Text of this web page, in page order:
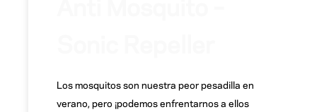
Los mosquitos son nuestra peor pesadilla en
verano, pero ¡podemos enfrentarnos a ellos